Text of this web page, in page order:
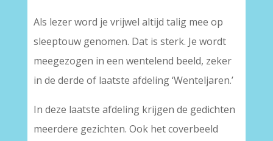
Als lezer word je vrijwel altijd talig mee op
sleeptouw genomen. Dat is sterk. Je wordt
meegezogen in een wentelend beeld, zeker
in de derde of laatste afdeling ‘Wenteljaren.’
In deze laatste afdeling krijgen de gedichten
meerdere gezichten. Ook het coverbeeld